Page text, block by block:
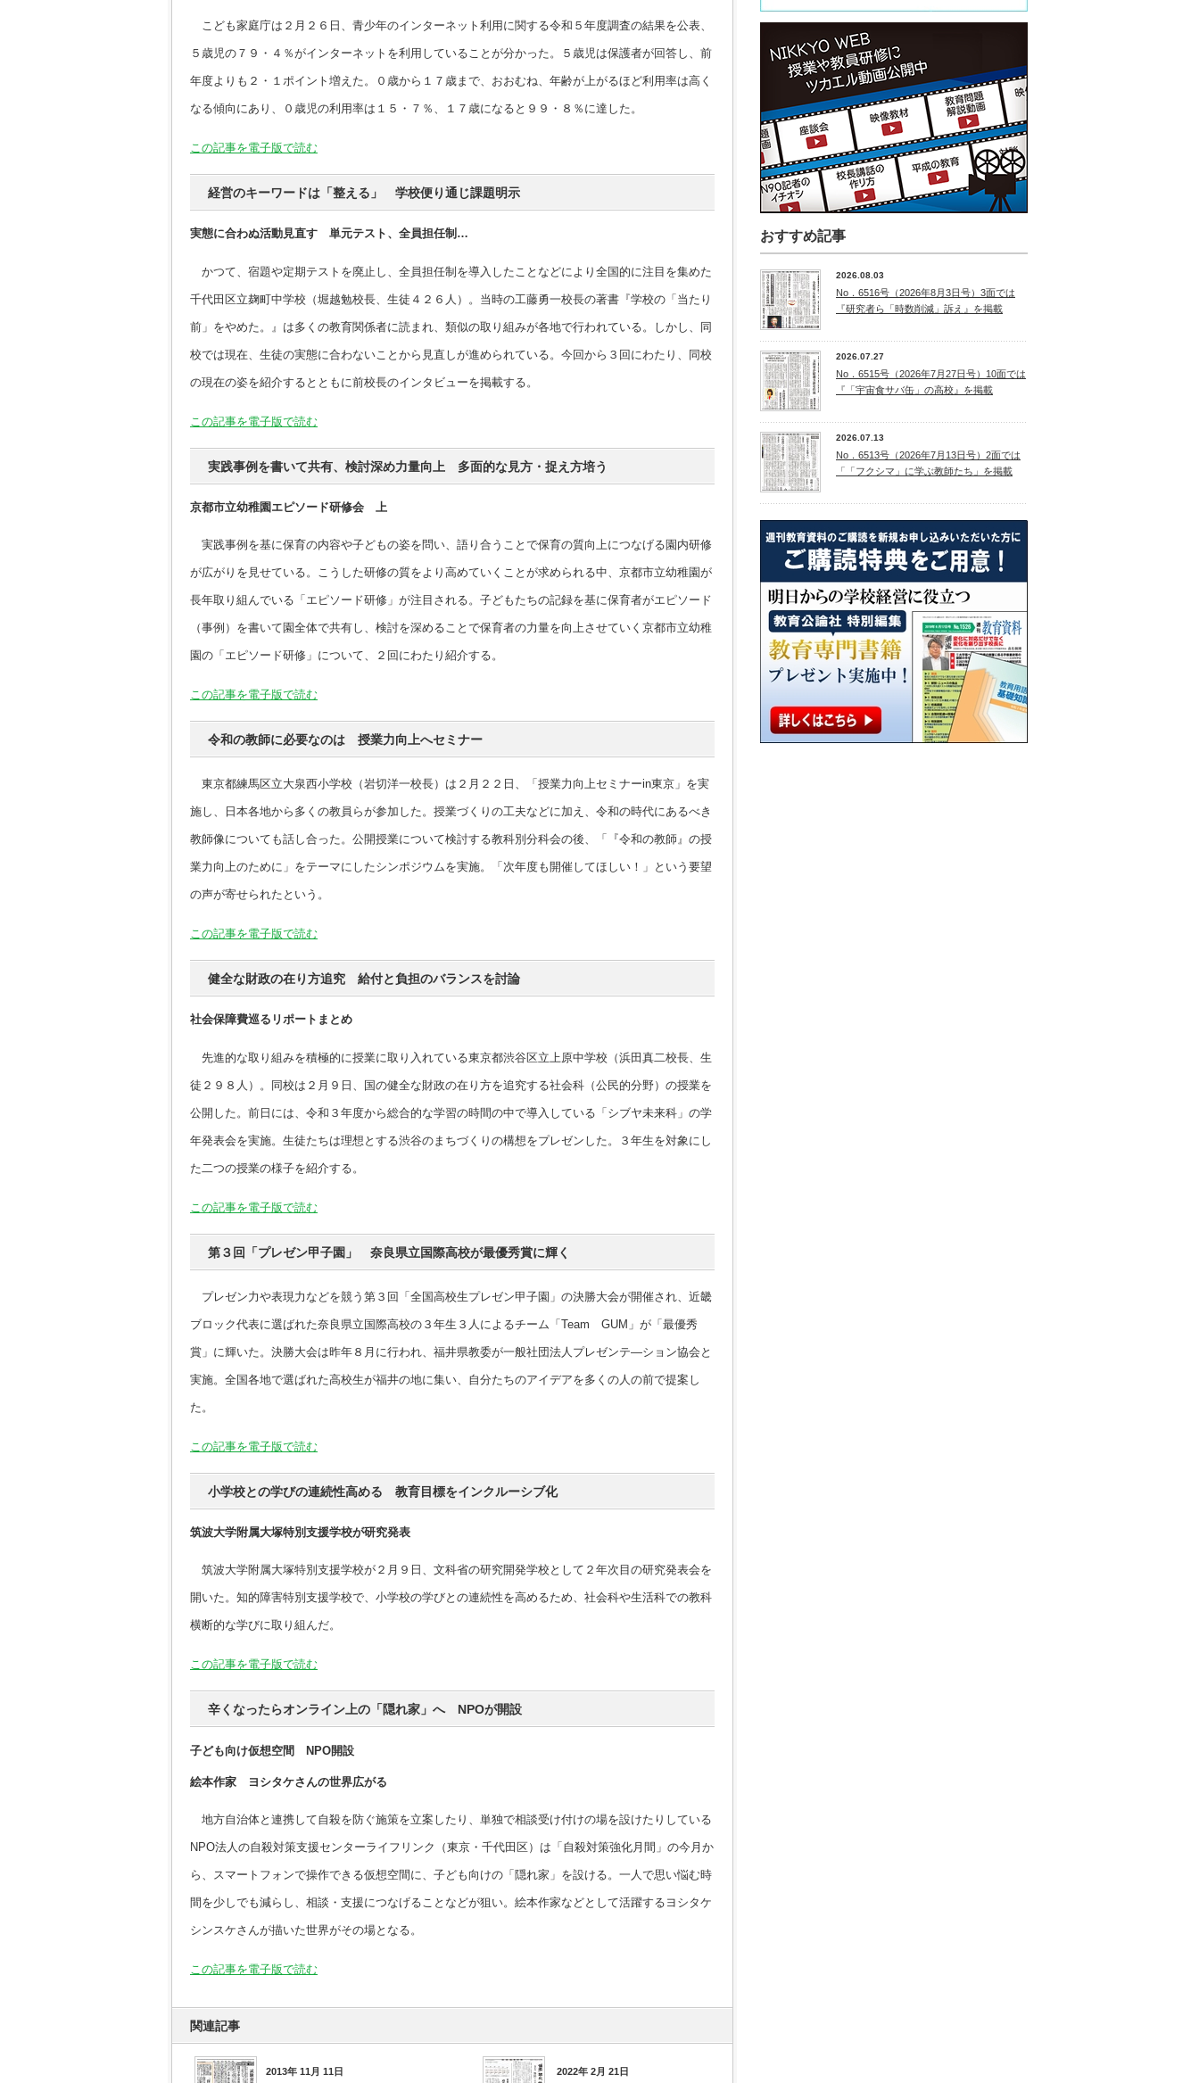
こども家庭庁は２月２６日、青少年のインターネット利用に関する令和５年度調査の結果を公表、
５歳児の７９・４％がインターネットを利用していることが分かった。５歳児は保護者が回答し、前
年度よりも２・１ポイント増えた。０歳から１７歳まで、おおむね、年齢が上がるほど利用率は高く
なる傾向にあり、０歳児の利用率は１５・７％、１７歳になると９９・８％に達した。
この記事を電子版で読む
経営のキーワードは「整える」 学校便り通じ課題明示
実態に合わぬ活動見直す 単元テスト、全員担任制…
かつて、宿題や定期テストを廃止し、全員担任制を導入したことなどにより全国的に注目を集めた
千代田区立麹町中学校（堀越勉校長、生徒４２６人）。当時の工藤勇一校長の著書『学校の「当たり
前」をやめた。』は多くの教育関係者に読まれ、類似の取り組みが各地で行われている。しかし、同
校では現在、生徒の実態に合わないことから見直しが進められている。今回から３回にわたり、同校
の現在の姿を紹介するとともに前校長のインタビューを掲載する。
この記事を電子版で読む
実践事例を書いて共有、検討深め力量向上 多面的な見方・捉え方培う
京都市立幼稚園エピソード研修会 上
実践事例を基に保育の内容や子どもの姿を問い、語り合うことで保育の質向上につなげる園内研修
が広がりを見せている。こうした研修の質をより高めていくことが求められる中、京都市立幼稚園が
長年取り組んでいる「エピソード研修」が注目される。子どもたちの記録を基に保育者がエピソード
（事例）を書いて園全体で共有し、検討を深めることで保育者の力量を向上させていく京都市立幼稚
園の「エピソード研修」について、２回にわたり紹介する。
この記事を電子版で読む
令和の教師に必要なのは 授業力向上へセミナー
東京都練馬区立大泉西小学校（岩切洋一校長）は２月２２日、「授業力向上セミナーin東京」を実
施し、日本各地から多くの教員らが参加した。授業づくりの工夫などに加え、令和の時代にあるべき
教師像についても話し合った。公開授業について検討する教科別分科会の後、「『令和の教師』の授
業力向上のために」をテーマにしたシンポジウムを実施。「次年度も開催してほしい！」という要望
の声が寄せられたという。
この記事を電子版で読む
健全な財政の在り方追究 給付と負担のバランスを討論
社会保障費巡るリポートまとめ
先進的な取り組みを積極的に授業に取り入れている東京都渋谷区立上原中学校（浜田真二校長、生
徒２９８人）。同校は２月９日、国の健全な財政の在り方を追究する社会科（公民的分野）の授業を
公開した。前日には、令和３年度から総合的な学習の時間の中で導入している「シブヤ未来科」の学
年発表会を実施。生徒たちは理想とする渋谷のまちづくりの構想をプレゼンした。３年生を対象にし
た二つの授業の様子を紹介する。
この記事を電子版で読む
第３回「プレゼン甲子園」 奈良県立国際高校が最優秀賞に輝く
プレゼン力や表現力などを競う第３回「全国高校生プレゼン甲子園」の決勝大会が開催され、近畿
ブロック代表に選ばれた奈良県立国際高校の３年生３人によるチーム「Team GUM」が「最優秀
賞」に輝いた。決勝大会は昨年８月に行われ、福井県教委が一般社団法人プレゼンテ―ション協会と
実施。全国各地で選ばれた高校生が福井の地に集い、自分たちのアイデアを多くの人の前で提案し
た。
この記事を電子版で読む
小学校との学びの連続性高める 教育目標をインクルーシブ化
筑波大学附属大塚特別支援学校が研究発表
筑波大学附属大塚特別支援学校が２月９日、文科省の研究開発学校として２年次目の研究発表会を
開いた。知的障害特別支援学校で、小学校の学びとの連続性を高めるため、社会科や生活科での教科
横断的な学びに取り組んだ。
この記事を電子版で読む
辛くなったらオンライン上の「隠れ家」へ NPOが開設
子ども向け仮想空間 NPO開設
絵本作家 ヨシタケさんの世界広がる
地方自治体と連携して自殺を防ぐ施策を立案したり、単独で相談受け付けの場を設けたりしている
NPO法人の自殺対策支援センターライフリンク（東京・千代田区）は「自殺対策強化月間」の今月か
ら、スマートフォンで操作できる仮想空間に、子ども向けの「隠れ家」を設ける。一人で思い悩む時
間を少しでも減らし、相談・支援につなげることなどが狙い。絵本作家などとして活躍するヨシタケ
シンスケさんが描いた世界がその場となる。
この記事を電子版で読む
関連記事
2013年 11月 11日
2022年 2月 21日
おすすめ記事
2026.08.03
No．6516号（2026年8月3日号）3面では
『研究者ら「時数削減」訴え』を掲載
2026.07.27
No．6515号（2026年7月27日号）10面では
『「宇宙食サバ缶」の高校』を掲載
2026.07.13
No．6513号（2026年7月13日号）2面では
「「フクシマ」に学ぶ教師たち」を掲載